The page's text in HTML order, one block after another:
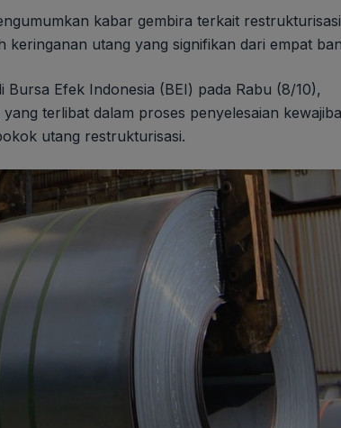
kabar gembira terkait
utang yang signifikan dari empat
Efek Indonesia (BEI) pada Rabu (8/10),
terlibat dalam proses penyelesaian
utang restrukturisasi.